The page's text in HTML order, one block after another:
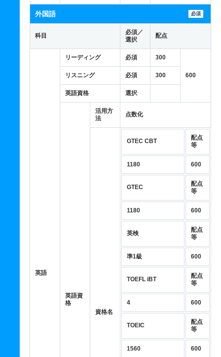
外国語 必須
科目
必須／
選択
配点
英語
リーディング 必須 300
600
リスニング 必須 300
英語資格 選択
英語資
格
活用方
法
点数化
資格名
GTEC CBT
配点
等
1180 600
GTEC
配点
等
1180 600
英検
配点
等
準1級 600
TOEFL iBT
配点
等
4 600
TOEIC
配点
等
1560 600